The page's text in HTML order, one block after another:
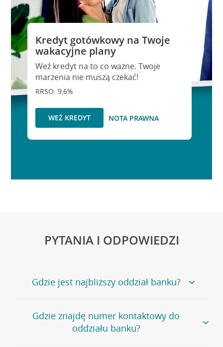
Kredyt gotówkowy na Twoje
wakacyjne plany
Weź kredyt na to co ważne. Twoje
marzenia nie muszą czekać!
RRSO: 9,6%
WEŹ KREDYT NOTA PRAWNA
PYTANIA I ODPOWIEDZI
Gdzie jest najbliższy oddział banku?
Jeśli szukasz oddziału naszego banku, zapraszamy na
stronęPlacówki i bankomaty, na której znajduje się
wygodna wyszukiwarka.
Gdzie znajdę numer kontaktowy do
oddziału banku?